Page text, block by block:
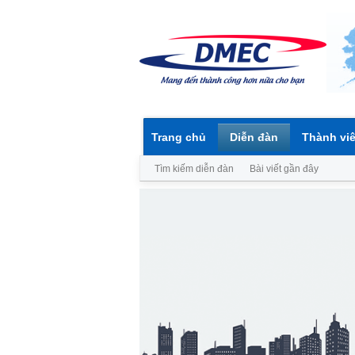
Trang chủ Diễn đàn
Tìm kiếm diễn đàn Bài viết gần đây
Thành